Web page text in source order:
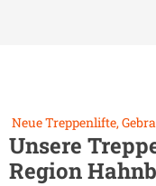
Neue Treppenlifte,
Unsere
Region